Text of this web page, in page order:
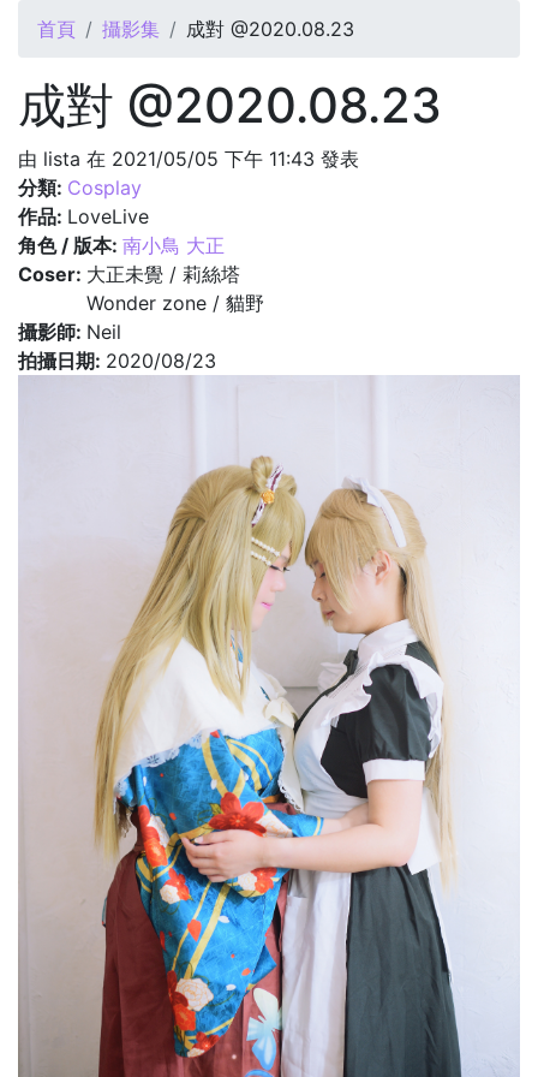
您在這裡
首頁 攝影集 成對 @2020.08.23
成對 @2020.08.23
由 lista 在 2021/05/05 下午 11:43 發表
分類: Cosplay
作品: LoveLive
角色 / 版本: 南小鳥 大正
Coser: 大正未覺 / 莉絲塔
Wonder zone / 貓野
攝影師: Neil
拍攝日期: 2020/08/23